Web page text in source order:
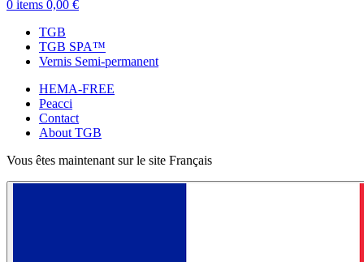
0 items 0,00 €
TGB
TGB SPA™
Vernis Semi-permanent
HEMA-FREE
Peacci
Contact
About TGB
Vous êtes maintenant sur le site Français